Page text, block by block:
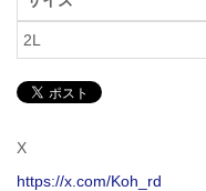
2L
X
https://x.com/Koh_rd